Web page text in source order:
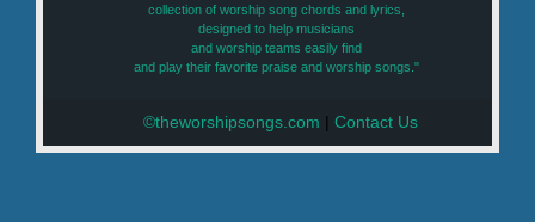
collection of worship song chords and lyrics,
designed to help musicians
and worship teams easily find
and play their favorite praise and worship songs."
©theworshipsongs.com |Contact Us